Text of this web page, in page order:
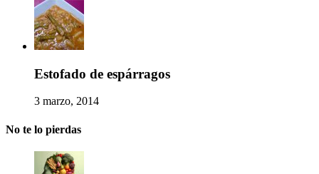
Estofado de espárragos
3 marzo, 2014
No te lo pierdas